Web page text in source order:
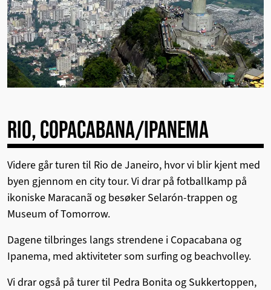
RIO, COPACABANA/IPANEMA
Videre går turen til Rio de Janeiro, hvor vi blir kjent med
byen gjennom en city tour. Vi drar på fotballkamp på
ikoniske Maracanã og besøker Selarón-trappen og
Museum of Tomorrow.
Dagene tilbringes langs strendene i Copacabana og
Ipanema, med aktiviteter som surfing og beachvolley.
Vi drar også på turer til Pedra Bonita og Sukkertoppen,